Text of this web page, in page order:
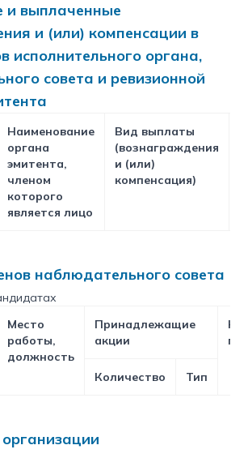
и выплаченные
и (или) компенсации в
исполнительного органа,
совета и ревизионной
Наименование
органа
эмитента,
членом
которого
является лицо
Вид выплаты
(вознаграждения
и (или)
компенсация)
наблюдательного совета
Место
работы,
должность
Принадлежащие
акции
Количество Тип